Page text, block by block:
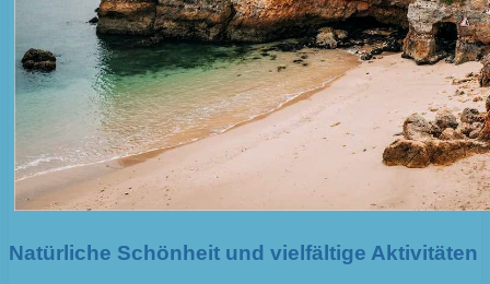
Natürliche Schönheit und vielfältige Aktivitäten